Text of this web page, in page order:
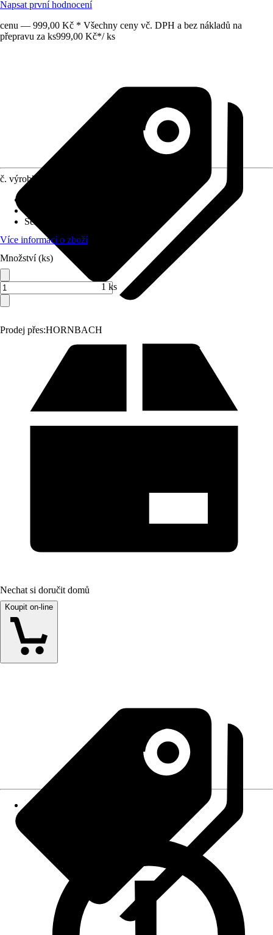
Napsat první hodnocení
cenu — 999,00 Kč * Všechny ceny vč. DPH a bez nákladů na
přepravu za ks999,00 Kč*/ ks
Prodej přes:HORNBACH
č. výrobku
Série
Více informací o zboží
Množství (ks)
1 ks
Nechat si doručit domů
Koupit on-line